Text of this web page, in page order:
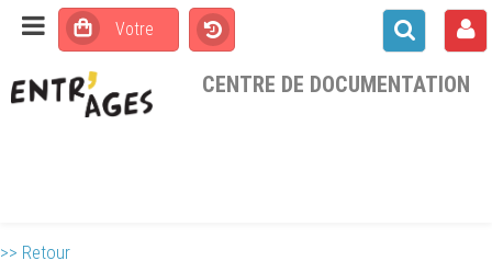
CENTRE DE DOCUMENTATION
>> Retour